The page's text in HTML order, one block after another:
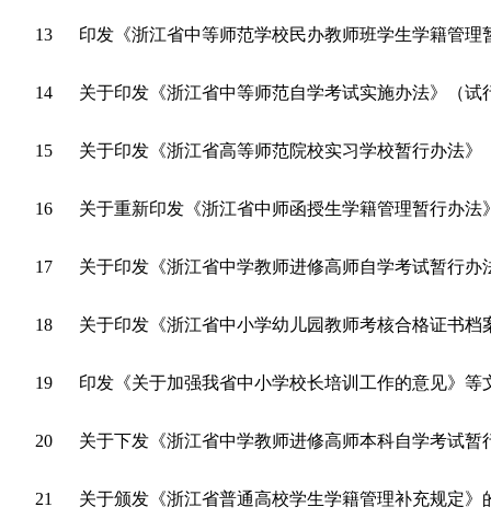
13 印发《浙江省中等师范学校民办教师班学生学籍管
14 关于印发《浙江省中等师范自学考试实施办法》（试
15 关于印发《浙江省高等师范院校实习学校暂行办法》
16 关于重新印发《浙江省中师函授生学籍管理暂行办法
17 关于印发《浙江省中学教师进修高师自学考试暂行办
18 关于印发《浙江省中小学幼儿园教师考核合格证书档
19 印发《关于加强我省中小学校长培训工作的意见》等
20 关于下发《浙江省中学教师进修高师本科自学考试暂
21 关于颁发《浙江省普通高校学生学籍管理补充规定》